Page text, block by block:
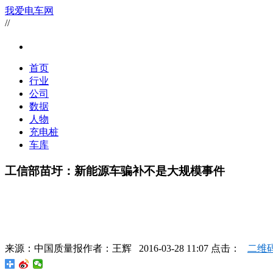
我爱电车网
//
首页
行业
公司
数据
人物
充电桩
车库
工信部苗圩：新能源车骗补不是大规模事件
来源： 中国质量报作者： 王辉 2016-03-28 11:07 点击： 二维